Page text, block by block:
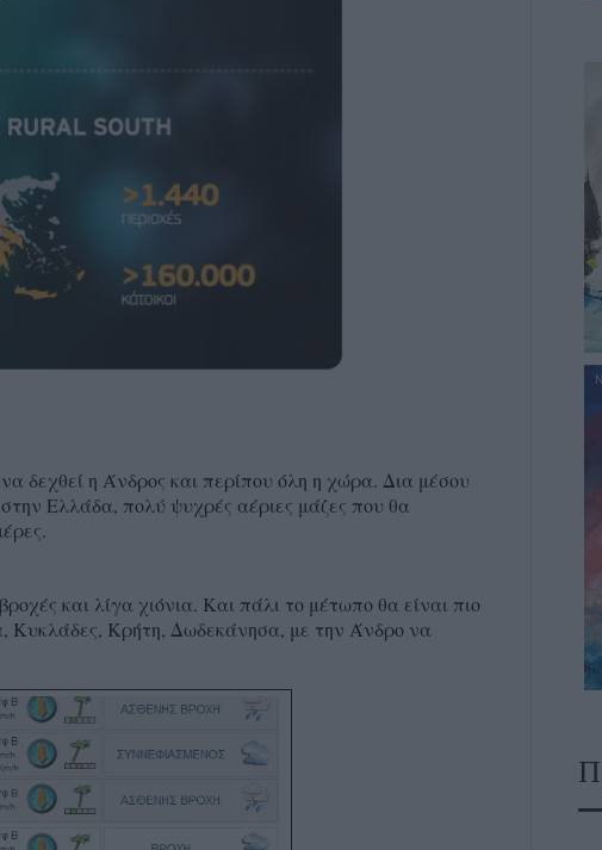
δεχθεί η Άνδρος και περίπου όλη η χώρα. Δια μέσου
Ελλάδα, πολύ ψυχρές αέριες μάζες που θα
και λίγα χιόνια. Και πάλι το μέτωπο θα είναι πιο
Κυκλάδες, Κρήτη, Δωδεκάνησα, με την Άνδρο να